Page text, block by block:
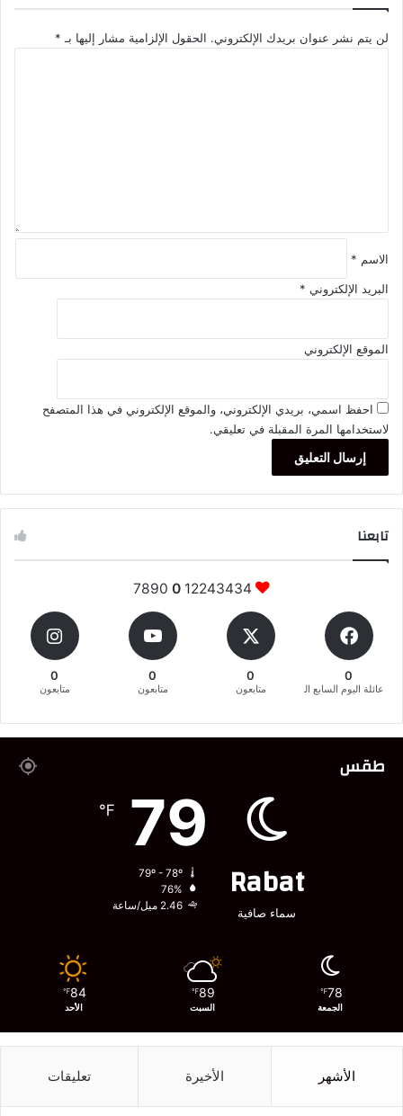
لن يتم نشر عنوان بريدك الإلكتروني. الحقول الإلزامية مشار إليها بـ *
الاسم *
البريد الإلكتروني *
الموقع الإلكتروني
احفظ اسمي، بريدي الإلكتروني، والموقع الإلكتروني في هذا المتصفح
لاستخدامها المرة المقبلة في تعليقي.
تابعنا
12243434
0
0
عائلة اليوم السابع المغربية
0
متابعون
0
متابعون
0
متابعون
طقس
Rabat
سماء صافية
79
℉
76%
2.46 ميل/ساعة
78
℉
الجمعة
89
℉
السبت
84
℉
الأحد
الأشهر الأخيرة تعليقات